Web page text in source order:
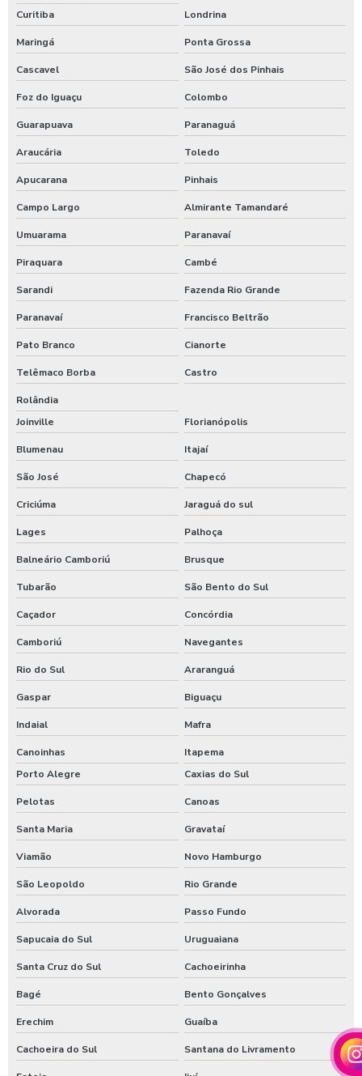
Curitiba
Londrina
Maringá Ponta Grossa
Cascavel São José dos Pinhais
Foz do Iguaçu Colombo
Guarapuava Paranaguá
Araucária Toledo
Apucarana Pinhais
Campo Largo Almirante Tamandaré
Umuarama Paranavaí
Piraquara Cambé
Sarandi Fazenda Rio Grande
Paranavaí Francisco Beltrão
Pato Branco Cianorte
Telêmaco Borba Castro
Rolândia
Joinville
Florianópolis
Blumenau Itajaí
São José Chapecó
Criciúma Jaraguá do sul
Lages Palhoça
Balneário Camboriú Brusque
Tubarão São Bento do Sul
Caçador Concórdia
Camboriú Navegantes
Rio do Sul Araranguá
Gaspar Biguaçu
Indaial Mafra
Canoinhas
Itapema
Porto Alegre
Caxias do Sul
Pelotas Canoas
Santa Maria Gravataí
Viamão Novo Hamburgo
São Leopoldo Rio Grande
Alvorada Passo Fundo
Sapucaia do Sul Uruguaiana
Santa Cruz do Sul Cachoeirinha
Bagé Bento Gonçalves
Erechim Guaíba
Cachoeira do Sul Santana do Livramento